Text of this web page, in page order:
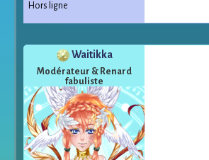
Hors ligne
Waitikka
Modérateur & Renard
fabuliste